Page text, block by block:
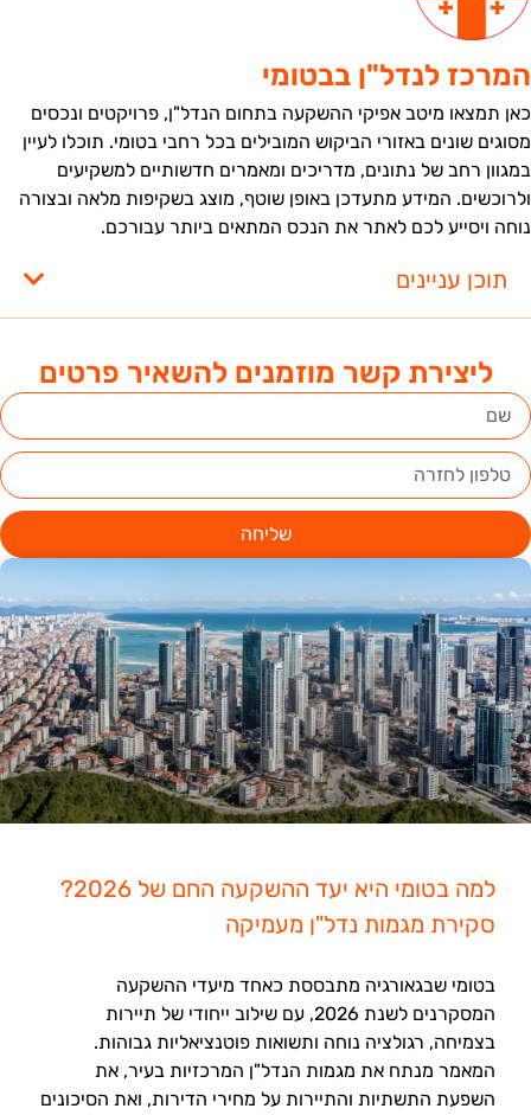
ליצירת קשר מוזמנים להשאיר פרטים
שליחה
למה בטומי היא יעד ההשקעה החם של 2026?
סקירת מגמות נדל"ן מעמיקה
בטומי שבגאורגיה מתבססת כאחד מיעדי ההשקעה
המסקרנים לשנת 2026, עם שילוב ייחודי של תיירות
בצמיחה, רגולציה נוחה ותשואות פוטנציאליות גבוהות.
המאמר מנתח את מגמות הנדל"ן המרכזיות בעיר, את
השפעת התשתיות והתיירות על מחירי הדירות, ואת הסיכונים
לנדל"ן בבטומי
תמצאו מיטב אפיקי ההשקעה בתחום הנדל"ן, פרויקטים ונכסים
שונים באזורי הביקוש המובילים בכל רחבי בטומי. תוכלו לעיין
רחב של נתונים, מדריכים ומאמרים חדשותיים למשקיעים
המידע מתעדכן באופן שוטף, מוצג בשקיפות מלאה ובצורה
ויסייע לכם לאתר את הנכס המתאים ביותר עבורכם.
תוכן עניינים